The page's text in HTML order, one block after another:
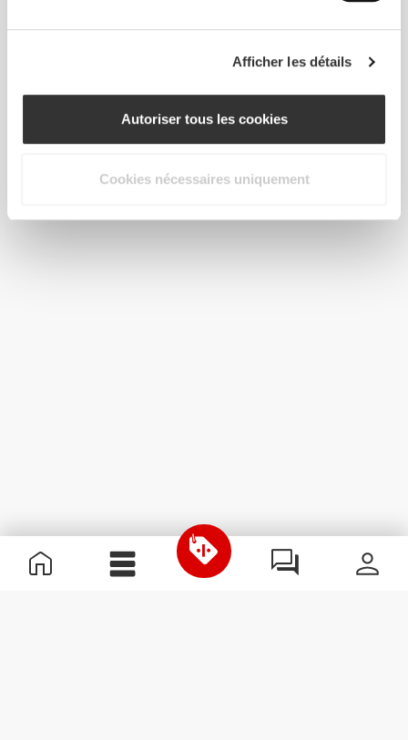
Afficher les détails
Autoriser tous les cookies
Cookies nécessaires uniquement